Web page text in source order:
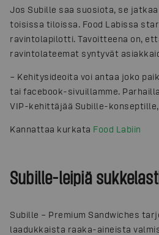
Jos Subille saa suosiota, se
toisissa tiloissa. Food Labissa
ravintolapilotti. Tavoitteena on,
ravintolateemat syntyvät
– Kehitysideoita voi antaa joko
tai facebook-sivuillamme.
VIP-kehittäjää Subille-konseptille,
Kannattaa kurkata Food Labiin
Subille-leipiä
Subille – Premium Sandwiches
laadukkaista raaka-aineista